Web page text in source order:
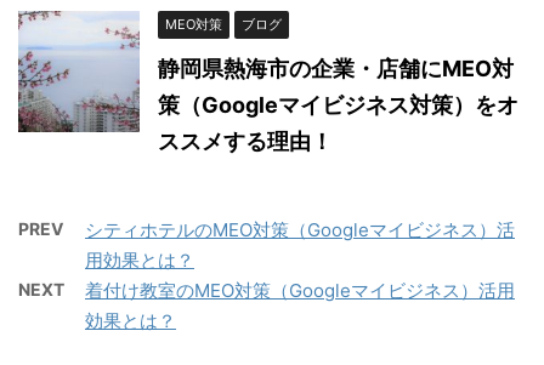
MEO対策 ブログ
静岡県熱海市の企業・店舗にMEO対
策（Googleマイビジネス対策）をオ
ススメする理由！
PREV
シティホテルのMEO対策（Googleマイビジネス）活
用効果とは？
NEXT
着付け教室のMEO対策（Googleマイビジネス）活用
効果とは？